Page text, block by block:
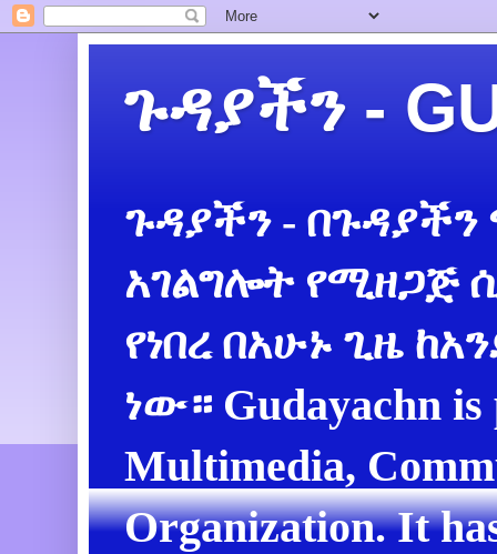
ጉዳያችን -
ጉዳያችን -
አገልግሎት የሚዘጋጅ
የነበረ በአሁኑ ጊዜ
ነው። Gudayachn is
Multimedia,
Organization. It